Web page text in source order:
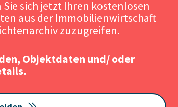
Quelle:
sich jetzt Ihren kostenlosen
aus der Immobilienwirtschaft
zuzugreifen.
Objektdaten und/ oder